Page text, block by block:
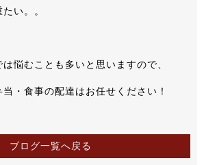
い。。
悩むことも多いと思いますので、
・食事の配達はお任せください！
ブログ一覧へ戻る